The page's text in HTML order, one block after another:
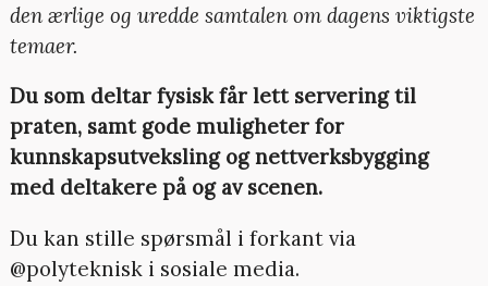
den ærlige og uredde samtalen om dagens viktigste
temaer.
Du som deltar fysisk får lett servering til
praten, samt gode muligheter for
kunnskapsutveksling og nettverksbygging
med deltakere på og av scenen.
Du kan stille spørsmål i forkant via
@polyteknisk i sosiale media.